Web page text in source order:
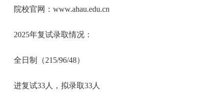
院校官网：www.ahau.edu.cn
2025年复试录取情况：
全日制（215/96/48）
进复试33人，拟录取33人